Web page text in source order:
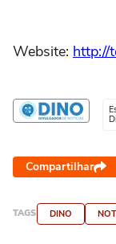
Website: http://
Compartilhar
TAGS DINO